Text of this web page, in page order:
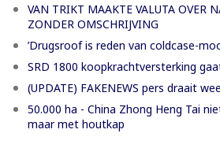
VAN TRIKT MAAKTE VALUTA OVER
ZONDER OMSCHRIJVING
’Drugsroof is reden van coldcase-
SRD 1800 koopkrachtversterking
(UPDATE) FAKENEWS pers draait
50.000 ha - China Zhong Heng Tai
maar met houtkap